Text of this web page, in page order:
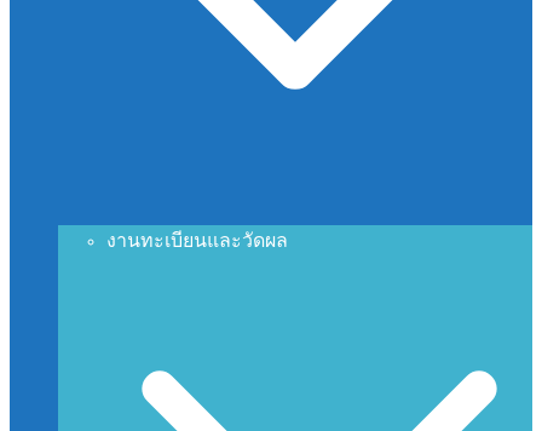
งานทะเบียนและวัดผล